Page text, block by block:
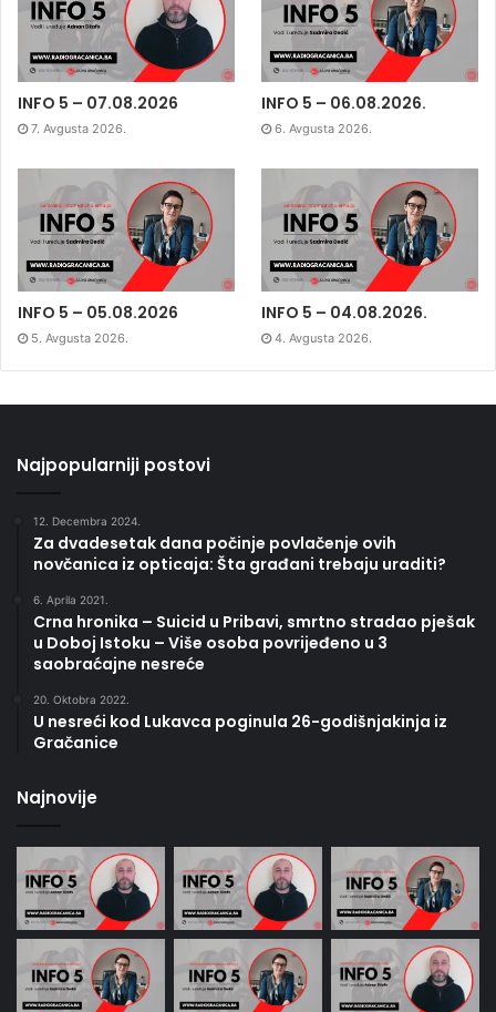
INFO 5 – 07.08.2026
7. Avgusta 2026.
INFO 5 – 06.08.2026.
6. Avgusta 2026.
INFO 5 – 05.08.2026
5. Avgusta 2026.
INFO 5 – 04.08.2026.
4. Avgusta 2026.
Najpopularniji postovi
12. Decembra 2024.
Za dvadesetak dana počinje povlačenje ovih
novčanica iz opticaja: Šta građani trebaju uraditi?
6. Aprila 2021.
Crna hronika – Suicid u Pribavi, smrtno stradao pješak
u Doboj Istoku – Više osoba povrijeđeno u 3
saobraćajne nesreće
20. Oktobra 2022.
U nesreći kod Lukavca poginula 26-godišnjakinja iz
Gračanice
Najnovije